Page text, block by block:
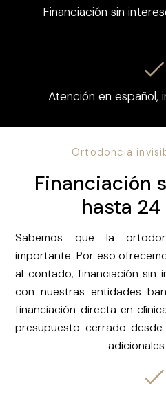
Financiación sin
Atención en español,
Ortodoncia
Financiación
hasta
Sabemos que la
importante. Por eso
al contado, financiación sin
con nuestras entidades
financiación directa en
presupuesto cerrado
adicionales